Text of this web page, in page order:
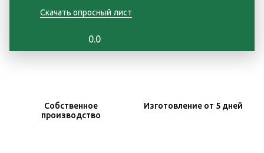
Скачать опросный лист
0.0
Собственное
производство
Изготовление от 5 дней